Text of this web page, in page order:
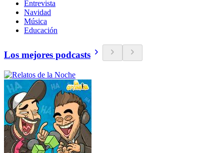
Entrevista
Navidad
Música
Educación
Los mejores podcasts